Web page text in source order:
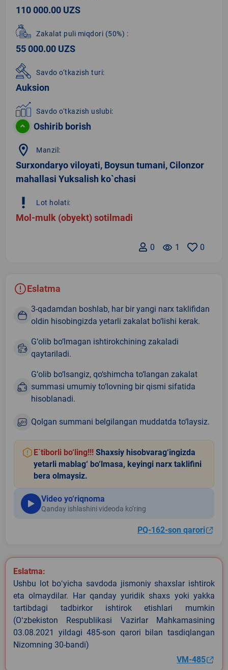
110 000.00 UZS
Zakalat puli miqdori (50%) :
55 000.00 UZS
Savdo o‘tkazish turi:
Auksion
Savdo o‘tkazish uslubi:
Oshirib borish
location_on Manzil:
Surxondaryo viloyati, Boysun tumani, Cilonzor
mahallasi Yuksalish ko`chasi
priority_high Lot holati:
Mol-mulk (obyekt) sotilmadi
0
remove_red_eye 1
0
Eslatma
3-qadamdan boshlab, har bir yangi narx taklifidan
oldin hisobingizda yetarli zakalat bo‘lishi kerak.
G‘olib bo‘lmagan ishtirokchining zakaladi
qaytariladi.
G‘olib bo‘lsangiz, qo‘shimcha to‘langan zakalat
summasi umumiy to‘lovning bir qismi sifatida
hisoblanadi.
Qolgan summani belgilangan muddatda to‘laysiz.
E`tiborli bo‘ling!!! Shaxsiy hisobvarag‘ingizda
yetarli mablag‘ bo‘lmasa, keyingi narx taklifini
bera olmaysiz.
Video yo‘riqnoma
Qanday ishlashini videoda ko‘ring
PQ-162-son qarori
Eslatma:
Ushbu lot boʻyicha savdoda jismoniy shaxslar ishtirok
eta olmaydilar. Har qanday yuridik shaxs yoki yakka
tartibdagi tadbirkor ishtirok etishlari mumkin
(Oʻzbekiston Respublikasi Vazirlar Mahkamasining
03.08.2021 yildagi 485-son qarori bilan tasdiqlangan
Nizomning 30-bandi)
VM-485